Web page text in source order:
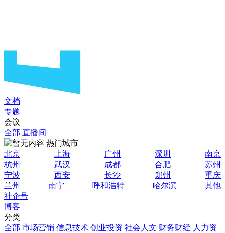
文档
专题
会议
全部 直播间
热门城市
北京
上海 广州 深圳
南京
杭州
武汉 成都 合肥
苏州
宁波
西安 长沙 郑州
重庆
兰州
南宁 呼和浩特 哈尔滨
其他
社企号
博客
分类
全部 市场营销 信息技术 创业投资 社会人文 财务财经 人力资